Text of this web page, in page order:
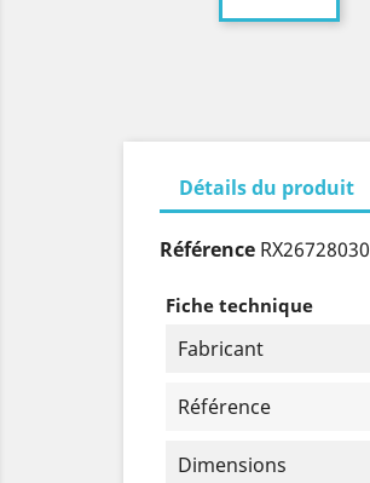
Détails du produit
Référence RX26728030
Fiche technique
Fabricant
Référence
Dimensions